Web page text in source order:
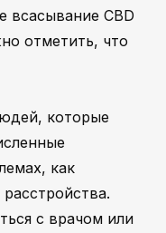
всасывание CBD
отметить, что
которые
как
с врачом или